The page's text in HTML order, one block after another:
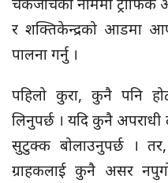
चेकजाँचका नाममा
र शक्तिकेन्द्रको आडमा
पालना गर्नु ।
पहिलो कुरा, कुनै पनि
लिनुपर्छ । यदि कुनै
सुटुक्क बोलाउनुपर्छ ।
ग्राहकलाई कुनै असर